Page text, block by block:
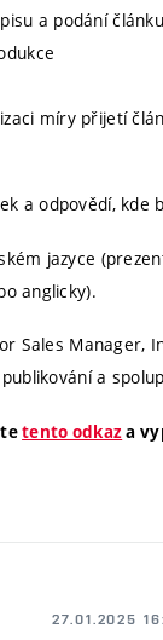
a podání článku
míry přijetí
a odpovědí,
jazyce
anglicky).
Sales
a
tento odkaza
27.01.2025